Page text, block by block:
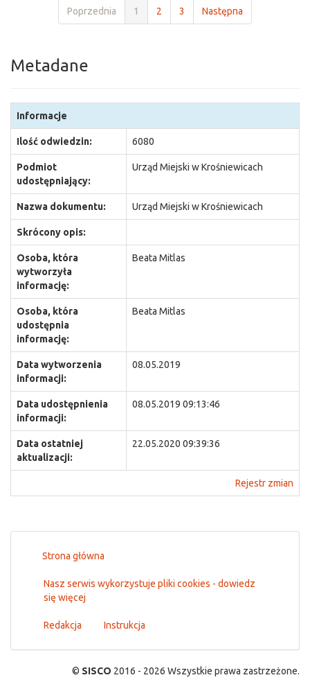
Poprzednia
1 2 3 Następna
Metadane
Informacje
Ilość odwiedzin: 6080
Podmiot
udostępniający:
Urząd Miejski w Krośniewicach
Nazwa dokumentu: Urząd Miejski w Krośniewicach
Skrócony opis:
Osoba, która
wytworzyła
informację:
Beata Mitlas
Osoba, która
udostępnia
informację:
Beata Mitlas
Data wytworzenia
informacji:
08.05.2019
Data udostępnienia
informacji:
08.05.2019 09:13:46
Data ostatniej
aktualizacji:
22.05.2020 09:39:36
Rejestr zmian
Strona główna
Nasz serwis wykorzystuje pliki cookies - dowiedz
się więcej
Redakcja Instrukcja
© SISCO 2016 - 2026 Wszystkie prawa zastrzeżone.